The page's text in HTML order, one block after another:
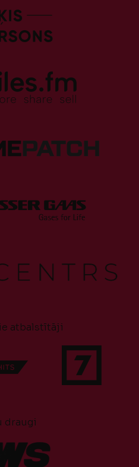
atbalstītāji
draugi